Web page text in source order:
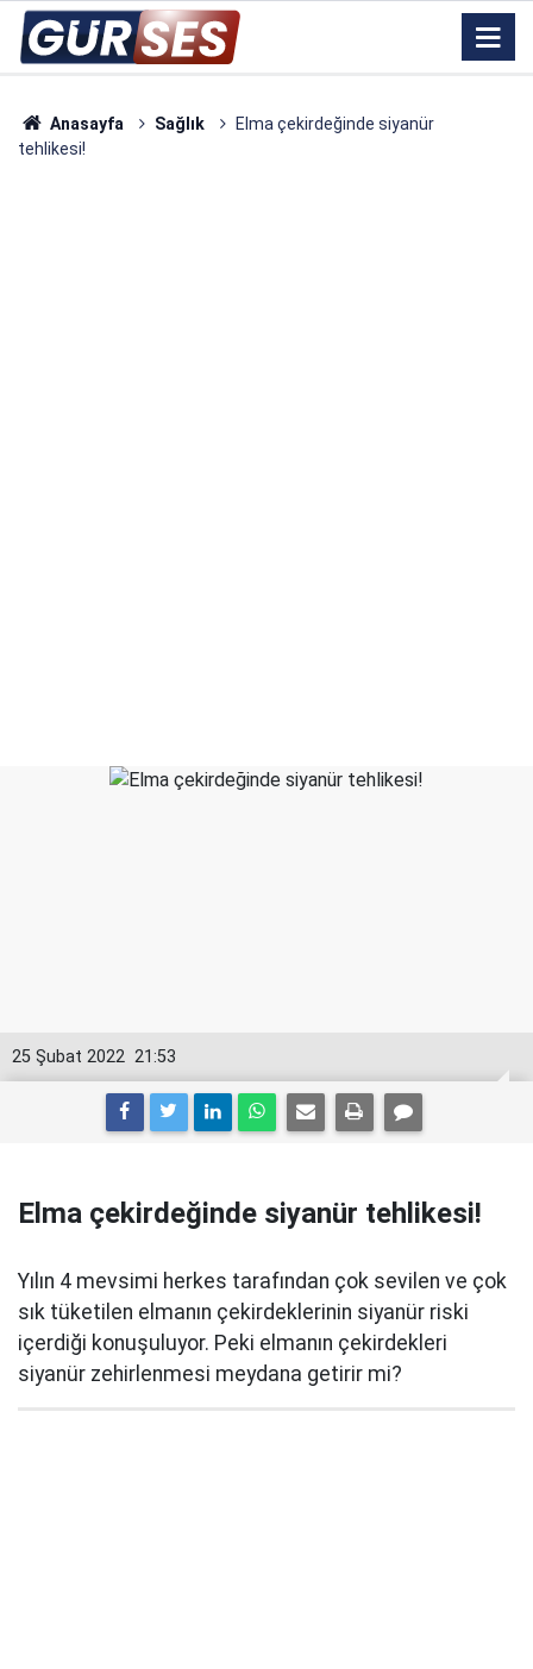
Anasayfa Sağlık
Elma çekirdeğinde siyanür
tehlikesi!
21:53
25 Şubat 2022
Elma çekirdeğinde siyanür tehlikesi!
Yılın 4 mevsimi herkes tarafından çok sevilen ve çok
sık tüketilen elmanın çekirdeklerinin siyanür riski
içerdiği konuşuluyor. Peki elmanın çekirdekleri
siyanür zehirlenmesi meydana getirir mi?